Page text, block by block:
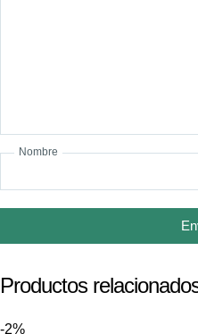
Nombre
Productos
-2%